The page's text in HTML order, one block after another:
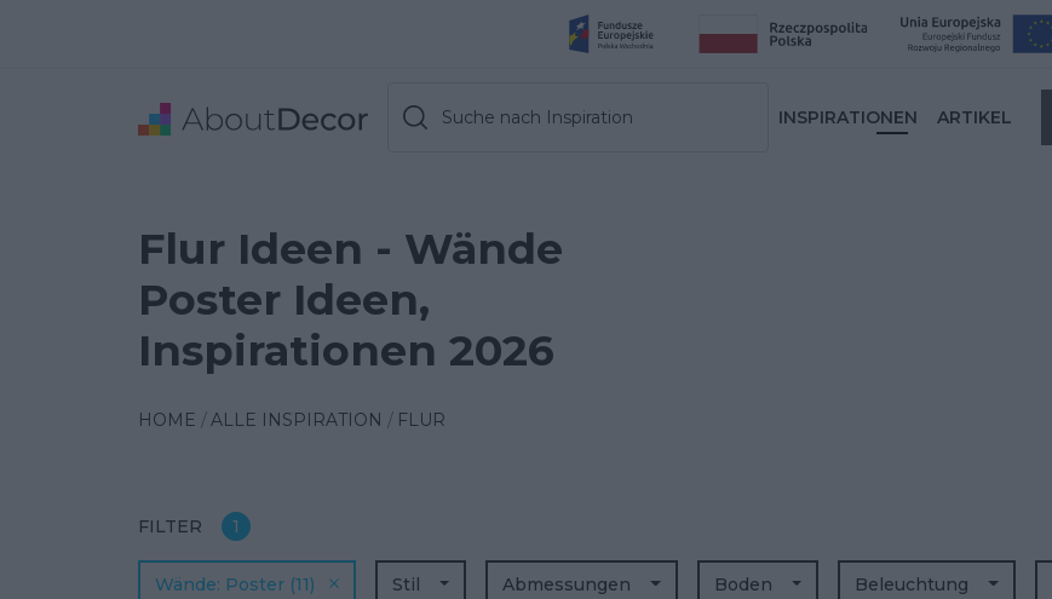
Suche nach Inspiration INSPIRATIONEN ARTIKEL
Flur Ideen - Wände
Poster Ideen,
Inspirationen 2026
HOME ALLE INSPIRATION FLUR
FILTER 1
Stil Abmessungen Boden Beleuchtung
Poster (11)
Wände